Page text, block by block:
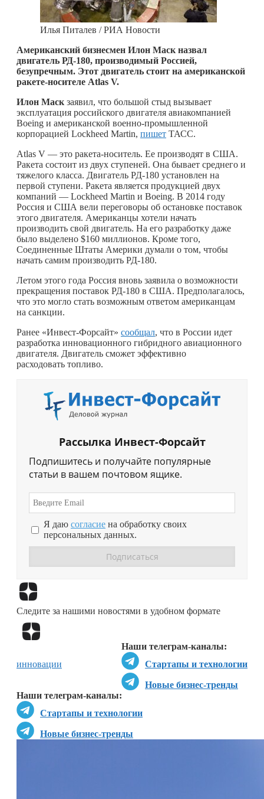
Илья Питалев / РИА Новости
Американский бизнесмен Илон Маск назвал
двигатель РД-180, производимый Россией,
безупречным. Этот двигатель стоит на американской
ракете-носителе Atlas V.
Илон Маск заявил, что большой стыд вызывает
эксплуатация российского двигателя авиакомпанией
Boeing и американской военно-промышленной
корпорацией Lockheed Martin, пишет ТАСС.
Atlas V — это ракета-носитель. Ее производят в США.
Ракета состоит из двух ступеней. Она бывает среднего и
тяжелого класса. Двигатель РД-180 установлен на
первой ступени. Ракета является продукцией двух
компаний — Lockheed Martin и Boeing. В 2014 году
Россия и США вели переговоры об остановке поставок
этого двигателя. Американцы хотели начать
производить свой двигатель. На его разработку даже
было выделено $160 миллионов. Кроме того,
Соединенные Штаты Америки думали о том, чтобы
начать самим производить РД-180.
Летом этого года Россия вновь заявила о возможности
прекращения поставок РД-180 в США. Предполагалось,
что это могло стать возможным ответом американцам
на санкции.
Ранее «Инвест-Форсайт» сообщал, что в России идет
разработка инновационного гибридного авиационного
двигателя. Двигатель сможет эффективно
расходовать топливо.
Рассылка Инвест-Форсайт
Подпишитесь и получайте популярные
статьи в вашем почтовом ящике.
Я даю согласие на обработку своих
персональных данных.
Следите за нашими новостями в удобном формате
Наши телеграм-каналы:
Стартапы и технологии
Новые бизнес-тренды
Наши телеграм-каналы:
Стартапы и технологии
Новые бизнес-тренды
инновации